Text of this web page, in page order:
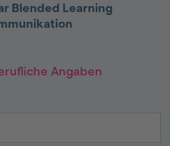
Blended Learning
Angaben